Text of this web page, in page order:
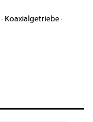
· Koaxialgetriebe·